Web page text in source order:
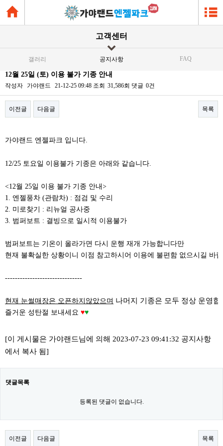
고객센터
갤러리 공지사항 FAQ
12월 25일 (토) 이용 불가 기종 안내
작성자 가야랜드 21-12-25 09:48 조회 31,586회 댓글 0건
이전글 다음글 목록
가야랜드 엔젤파크 입니다.
12/25 토요일 이용불가 기종은 아래와 같습니다.
<12월 25일 이용 불가 기종 안내>
1. 엔젤풍차 (관람차) : 점검 및 수리
2. 미로찾기 : 리뉴얼 공사중
3. 범퍼보트 : 결빙으로 일시적 이용불가
범퍼보트는 기온이 올라가면 다시 운행 재개 가능합니다만
현재 불확실한 상황이니 이점 참고하시어 이용에 불편함 없으시길 바
-------------------------------
현재 눈썰매장은 오픈하지않았으며 나머지 기종은 모두 정상 운영합
즐거운 성탄절 보내세요 ♥♥
[이 게시물은 가야랜드님에 의해 2023-07-23 09:41:32 공지사항
에서 복사 됨]
댓글목록
등록된 댓글이 없습니다.
이전글 다음글 목록